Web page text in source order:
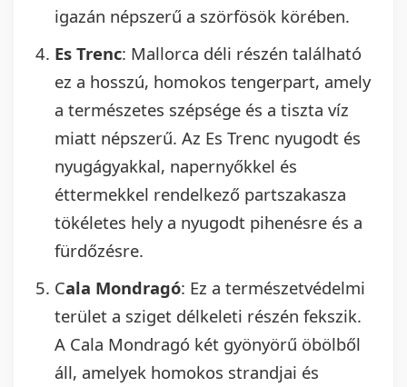
igazán népszerű a szörfösök körében.
Es Trenc: Mallorca déli részén található
ez a hosszú, homokos tengerpart, amely
a természetes szépsége és a tiszta víz
miatt népszerű. Az Es Trenc nyugodt és
nyugágyakkal, napernyőkkel és
éttermekkel rendelkező partszakasza
tökéletes hely a nyugodt pihenésre és a
fürdőzésre.
Cala Mondragó: Ez a természetvédelmi
terület a sziget délkeleti részén fekszik.
A Cala Mondragó két gyönyörű öbölből
áll, amelyek homokos strandjai és